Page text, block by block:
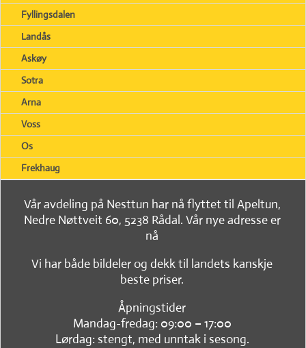
Fyllingsdalen
Landås
Askøy
Sotra
Arna
Voss
Os
Frekhaug
Vår avdeling på Nesttun har nå flyttet til Apeltun,
Nedre Nøttveit 60, 5238 Rådal. Vår nye adresse er
nå
Vi har både bildeler og dekk til landets kanskje
beste priser.
Åpningstider
Mandag-fredag: 09:00 – 17:00
Lørdag: stengt, med unntak i sesong.